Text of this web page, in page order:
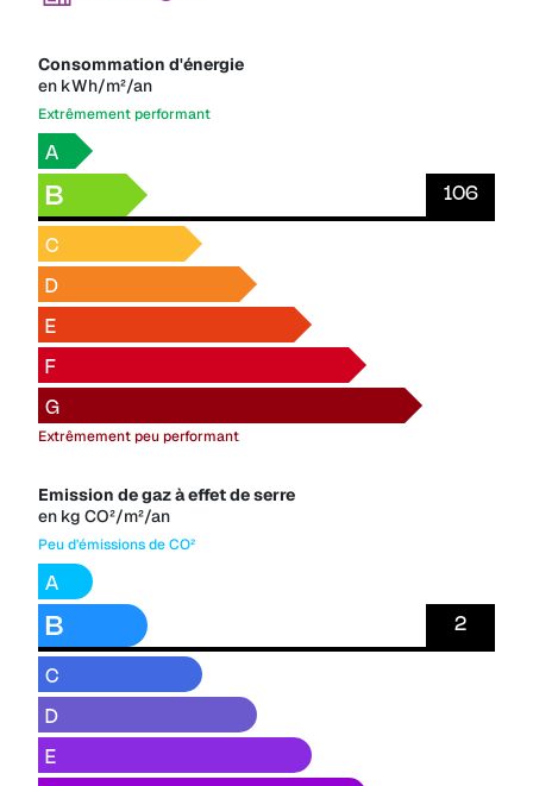
Consommation d'énergie
en kWh/m²/an
Extrêmement performant
A
B 106
C
D
E
F
G
Extrêmement peu performant
Emission de gaz à effet de serre
en kg CO²/m²/an
Peu d'émissions de CO²
A
B 2
C
D
E